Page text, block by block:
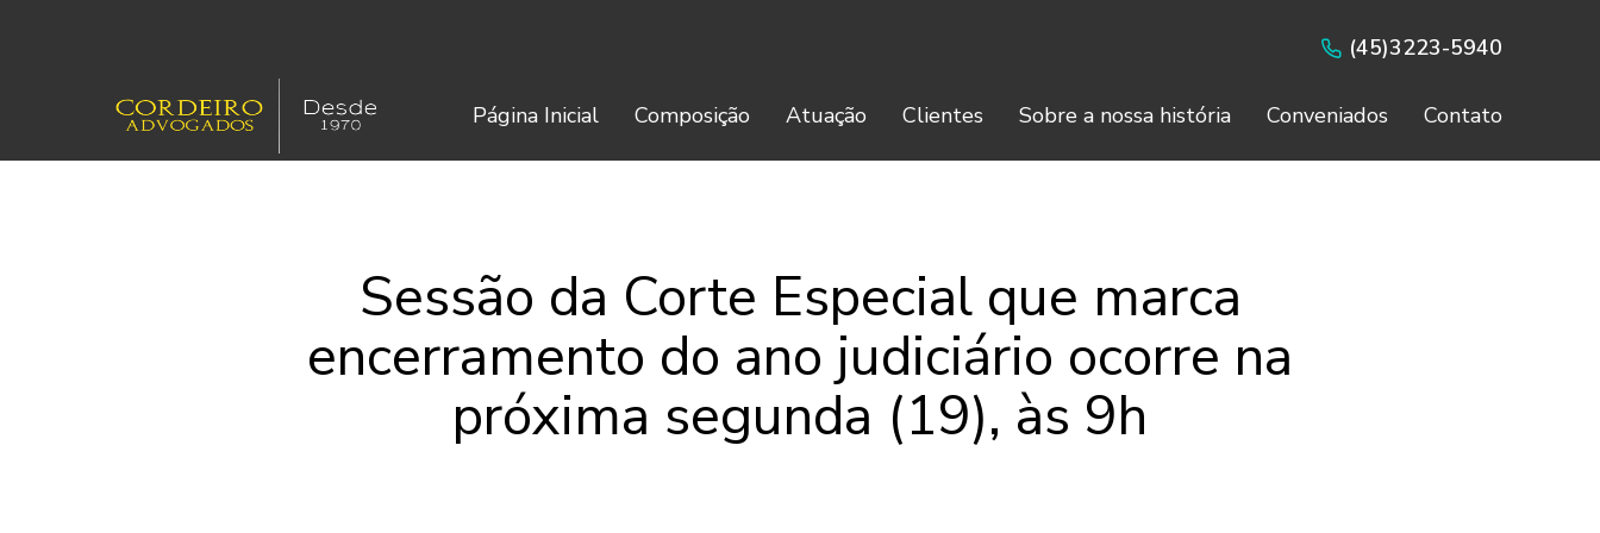
(45)3223-5940
Página Inicial Composição Atuação Clientes Sobre a nossa história Conveniados Contato
Sessão da Corte Especial que marca
encerramento do ano judiciário ocorre na
próxima segunda (19), às 9h